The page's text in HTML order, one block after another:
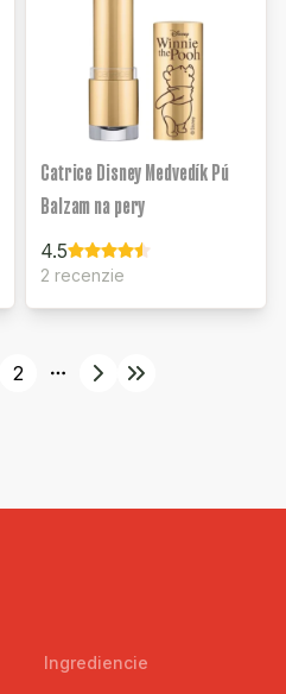
Catrice Disney Medvedík Pú
Balzam na pery
4.5
2 recenzie
2
More pages
Ingrediencie